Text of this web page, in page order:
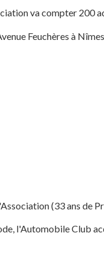
va compter 200
Feuchères à Nîmes
(33 ans de
l'Automobile Club